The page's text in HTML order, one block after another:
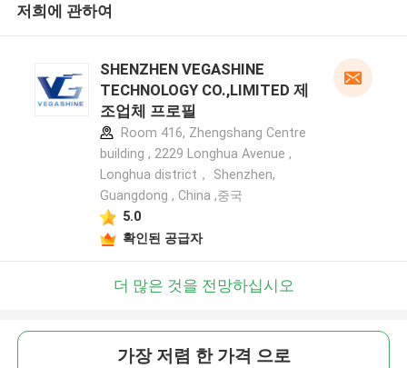
저희에 관하여
SHENZHEN VEGASHINE
TECHNOLOGY CO.,LIMITED 제
조업체 프로필
Room 416, Zhengshang Centre
building , 2229 Longhua Avenue ,
Longhua district， Shenzhen,
Guangdong , China ,중국
5.0
확인된 공급자
더 많은 것을 전망하십시오
가장 저렴 한 가격 으로